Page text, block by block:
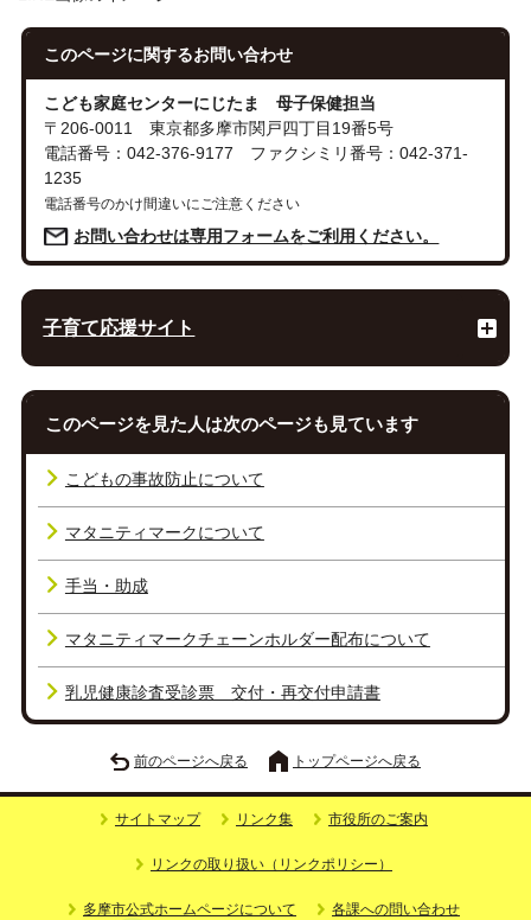
このページに関するお問い合わせ
こども家庭センターにじたま 母子保健担当
〒206-0011 東京都多摩市関戸四丁目19番5号
電話番号：042-376-9177 ファクシミリ番号：042-371-
1235
電話番号のかけ間違いにご注意ください
お問い合わせは専用フォームをご利用ください。
子育て応援サイト
このページを見た人は次のページも見ています
こどもの事故防止について
マタニティマークについて
手当・助成
マタニティマークチェーンホルダー配布について
乳児健康診査受診票 交付・再交付申請書
前のページへ戻る トップページへ戻る
サイトマップ リンク集 市役所のご案内
リンクの取り扱い（リンクポリシー）
多摩市公式ホームページについて 各課への問い合わせ